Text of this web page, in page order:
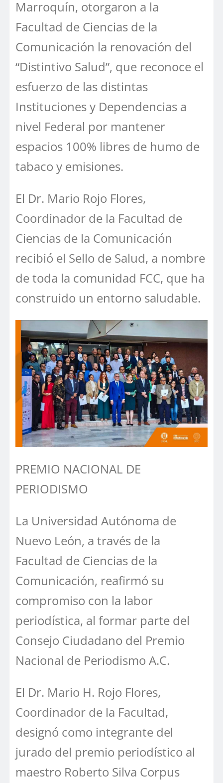
Marroquín, otorgaron a la
Facultad de Ciencias de la
Comunicación la renovación del
“Distintivo Salud”, que reconoce el
esfuerzo de las distintas
Instituciones y Dependencias a
nivel Federal por mantener
espacios 100% libres de humo de
tabaco y emisiones.
El Dr. Mario Rojo Flores,
Coordinador de la Facultad de
Ciencias de la Comunicación
recibió el Sello de Salud, a nombre
de toda la comunidad FCC, que ha
construido un entorno saludable.
PREMIO NACIONAL DE
PERIODISMO
La Universidad Autónoma de
Nuevo León, a través de la
Facultad de Ciencias de la
Comunicación, reafirmó su
compromiso con la labor
periodística, al formar parte del
Consejo Ciudadano del Premio
Nacional de Periodismo A.C.
El Dr. Mario H. Rojo Flores,
Coordinador de la Facultad,
designó como integrante del
jurado del premio periodístico al
maestro Roberto Silva Corpus